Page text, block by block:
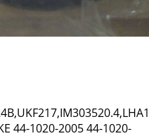
44-1020-2005 44-1020-